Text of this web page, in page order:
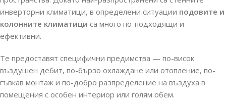
инверторни климатици, в определени ситуации подовите и
колонните климатици са много по-подходящи и
ефективни.
Те предоставят специфични предимства — по-висок
въздушен дебит, по-бързо охлаждане или отопление, по-
гъвкав монтаж и по-добро разпределение на въздуха в
помещения с особен интериор или голям обем.